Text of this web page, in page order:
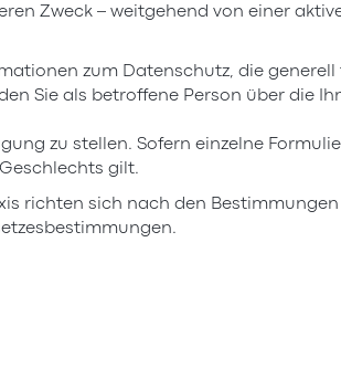
Zweck – weitgehend von einer
zum Datenschutz, die
Sie als betroffene Person über die
zu stellen. Sofern einzelne
gilt.
richten sich nach den